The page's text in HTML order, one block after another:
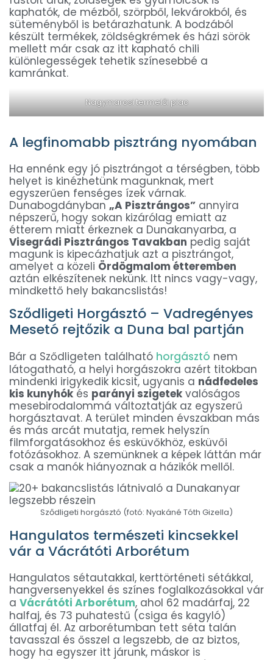
kaphatók, de mézből, szörpből, lekvárokból, és
süteményből is betárazhatunk. A bodzából
készült termékek, zöldségkrémek és házi sörök
mellett már csak az itt kapható chili
különlegességek tehetik színesebbé a
kamránkat.
Nagymarosi termelői piac
A legfinomabb pisztráng nyomában
Ha ennénk egy jó pisztrángot a térségben, több
helyet is kinézhetünk magunknak, mert
egyszerűen fenséges ízek várnak.
Dunabogdányban „A Pisztrángos” annyira
népszerű, hogy sokan kizárólag emiatt az
étterem miatt érkeznek a Dunakanyarba, a
Visegrádi Pisztrángos Tavakban pedig saját
magunk is kipecázhatjuk azt a pisztrángot,
amelyet a közeli Ördögmalom étteremben
aztán elkészítenek nekünk. Itt nincs vagy-vagy,
mindkettő hely bakancslistás!
Sződligeti Horgásztó – Vadregényes
Mesetó rejtőzik a Duna bal partján
Bár a Sződligeten található horgásztó nem
látogatható, a helyi horgászokra azért titokban
mindenki irigykedik kicsit, ugyanis a nádfedeles
kis kunyhók és parányi szigetek valóságos
mesebirodalommá változtatják az egyszerű
horgásztavat. A terület minden évszakban más
és más arcát mutatja, remek helyszín
filmforgatásokhoz és esküvőkhöz, esküvői
fotózásokhoz. A szemünknek a képek láttán már
csak a manók hiányoznak a házikók mellől.
Sződligeti horgásztó (fotó: Nyakáné Tóth Gizella)
Hangulatos természeti kincsekkel
vár a Vácrátóti Arborétum
Hangulatos sétautakkal, kerttörténeti sétákkal,
hangversenyekkel és színes foglalkozásokkal vár
a Vácrátóti Arborétum, ahol 62 madárfaj, 22
halfaj, és 73 puhatestű (csiga és kagyló)
állatfaj él. Az arborétumban tett séta talán
tavasszal és ősszel a legszebb, de az biztos,
hogy ha egyszer itt járunk, máskor is